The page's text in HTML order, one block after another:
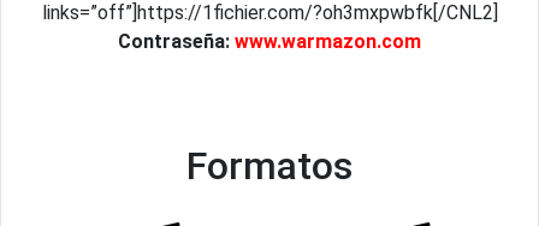
links=”off”]https://1fichier.com/?oh3mxpwbfk[/CNL2]
Contraseña: www.warmazon.com
Formatos